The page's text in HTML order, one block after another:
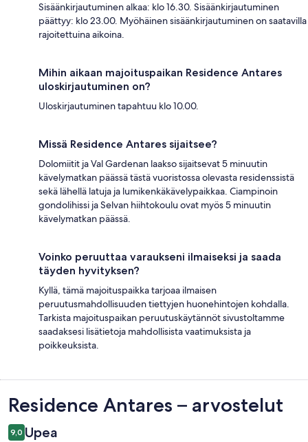
Sisäänkirjautuminen alkaa: klo 16.30. Sisäänkirjautuminen
päättyy: klo 23.00. Myöhäinen sisäänkirjautuminen on saatavilla
rajoitettuina aikoina.
Mihin aikaan majoituspaikan Residence Antares
uloskirjautuminen on?
Uloskirjautuminen tapahtuu klo 10.00.
Missä Residence Antares sijaitsee?
Dolomiitit ja Val Gardenan laakso sijaitsevat 5 minuutin
kävelymatkan päässä tästä vuoristossa olevasta residenssistä
sekä lähellä latuja ja lumikenkäkävelypaikkaa. Ciampinoin
gondolihissi ja Selvan hiihtokoulu ovat myös 5 minuutin
kävelymatkan päässä.
Voinko peruuttaa varaukseni ilmaiseksi ja saada
täyden hyvityksen?
Kyllä, tämä majoituspaikka tarjoaa ilmaisen
peruutusmahdollisuuden tiettyjen huonehintojen kohdalla.
Tarkista majoituspaikan peruutuskäytännöt sivustoltamme
saadaksesi lisätietoja mahdollisista vaatimuksista ja
poikkeuksista.
Arvostelut
Residence Antares – arvostelut
9,0 Upea